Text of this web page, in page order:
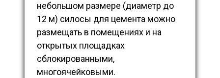
небольшом размере (диаметр до
12 м) силосы для цемента можно
размещать в помещениях и на
открытых площадках
сблокированными,
многоячейковыми.